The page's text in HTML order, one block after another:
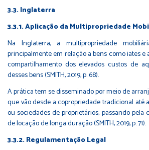
3.3. Inglaterra
3.3.1. Aplicação da Multipropriedade
Na Inglaterra, a multipropriedade
principalmente em relação a bens como iates e
compartilhamento dos elevados custos de
desses bens (SMITH, 2019, p. 68).
A prática tem se disseminado por meio de
que vão desde a copropriedade tradicional até
ou sociedades de proprietários, passando pela
de locação de longa duração (SMITH, 2019, p. 71).
3.3.2. Regulamentação Legal